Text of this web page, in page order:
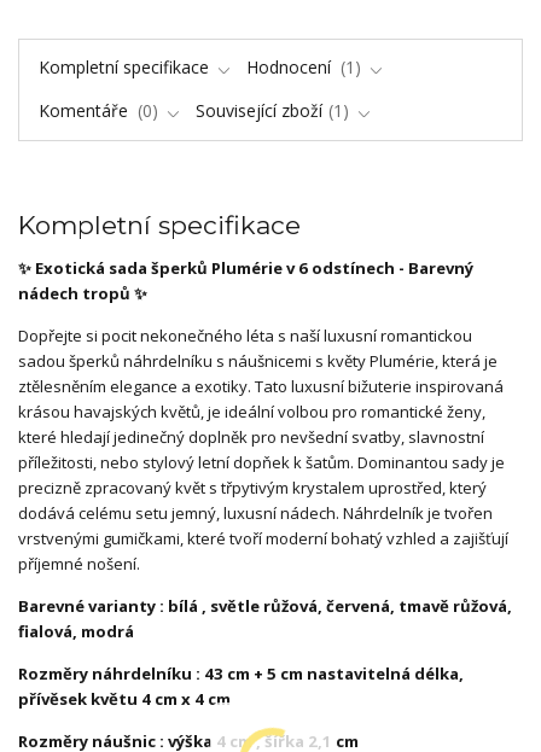
Kompletní specifikace Hodnocení
1
Komentáře
0 Související zboží 1
Kompletní specifikace
✨ Exotická sada šperků Plumérie v 6 odstínech - Barevný
nádech tropů ✨
Dopřejte si pocit nekonečného léta s naší luxusní romantickou
sadou šperků náhrdelníku s náušnicemi s květy Plumérie, která je
ztělesněním elegance a exotiky. Tato luxusní bižuterie inspirovaná
krásou havajských květů, je ideální volbou pro romantické ženy,
které hledají jedinečný doplněk pro nevšední svatby, slavnostní
příležitosti, nebo stylový letní dopňek k šatům. Dominantou sady je
precizně zpracovaný květ s třpytivým krystalem uprostřed, který
dodává celému setu jemný, luxusní nádech. Náhrdelník je tvořen
vrstvenými gumičkami, které tvoří moderní bohatý vzhled a zajišťují
příjemné nošení.
Barevné varianty : bílá , světle růžová, červená, tmavě růžová,
fialová, modrá
Rozměry náhrdelníku : 43 cm + 5 cm nastavitelná délka,
přívěsek květu 4 cm x 4 cm
Rozměry náušnic : výška 4 cm , šířka 2,1 cm